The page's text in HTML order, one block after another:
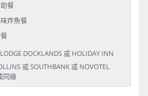
餐
炸魚餐
DOCKLANDS 或 HOLIDAY INN
或 SOUTHBANK 或 NOVOTEL
同級